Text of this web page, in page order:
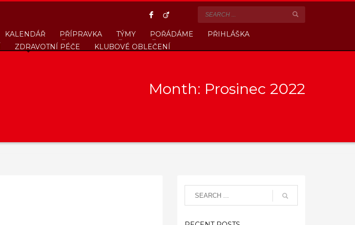
KALENDÁŘ PŘÍPRAVKA TÝMY POŘÁDÁME
PŘIHLÁŠKA
ZDRAVOTNÍ PÉČE KLUBOVÉ OBLEČENÍ
Month: Prosinec 2022